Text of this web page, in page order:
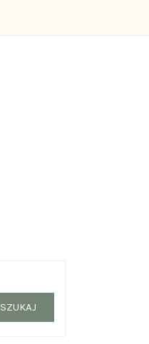
SZUKAJ